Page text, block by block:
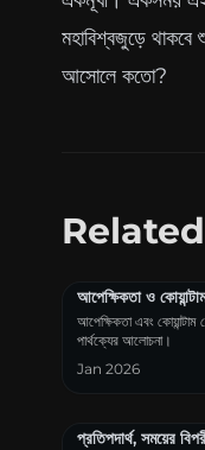
মহাবিশ্বজুড়ে থাকবে
আসোলে কতো?
আপেক্ষিকতা ও
আপেক্ষিকতা এবং
পার্থক্যের আলোচনা।
Jan 2026
প্রতিপদার্থ, সময়ের